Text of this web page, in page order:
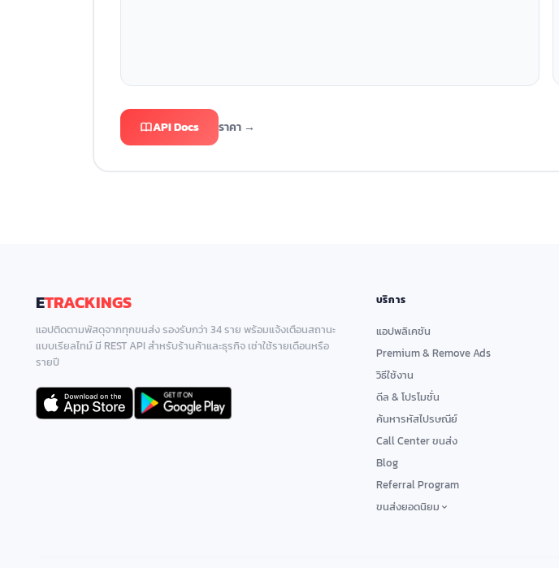
API Docs ราคา →
ETRACKINGS
แอปติดตามพัสดุจากทุกขนส่ง รองรับกว่า 34 ราย พร้อมแจ้งเตือนสถานะ
แบบเรียลไทม์ มี REST API สำหรับร้านค้าและธุรกิจ เช่าใช้รายเดือนหรือ
รายปี
บริการ
แอปพลิเคชัน
Premium & Remove Ads
วิธีใช้งาน
ดีล & โปรโมชั่น
ค้นหารหัสไปรษณีย์
Call Center ขนส่ง
Blog
Referral Program
ขนส่งยอดนิยม